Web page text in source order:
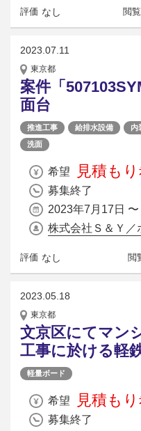
評価 なし 閲覧
2023.07.11
東京都
案件「
面台
推進工事 給排水設備 内
洗面
希望 見積も
募集終了
2023年7月17日 〜
株式会社Ｓ＆Ｙ／
評価 なし 閲
2023.05.18
東京都
文京区にてマン
工事に於ける軽
軽量ボード
希望 見積も
募集終了